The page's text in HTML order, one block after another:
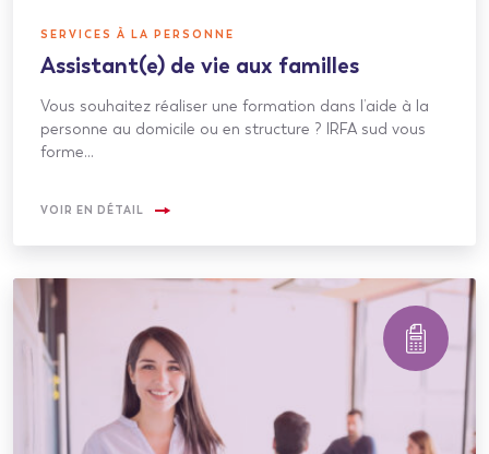
SERVICES À LA PERSONNE
Assistant(e) de vie aux familles
Vous souhaitez réaliser une formation dans l’aide à la
personne au domicile ou en structure ? IRFA sud vous
forme…
VOIR EN DÉTAIL